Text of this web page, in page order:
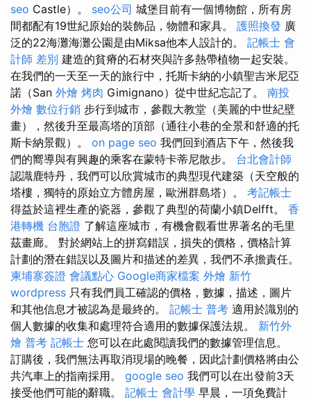
seo Castle）。 seo公司 城堡目前有一個博物館，所有房
間都配有19世紀原始的裝飾品，物體和家具。 護照換發 廣
泛的22海灘海灘公園是由Miksa他本人設計的。 記帳士 會
計師 差別 建造的貧瘠的石材夾與許多熱帶植物一起安裝。
在我們的一天至一天的旅行中，托斯卡納的小鎮聖吉米尼亞
諾（San 外燴 烤肉 Gimignano）從中世紀忘記了。 南投
外燴 數位行銷 步行到城市，參觀大教堂（美麗的中世紀壁
畫），然後升至最高塔的頂部（通往小巷的全景和舒適的托
斯卡納景觀）。 on page seo 我們回到酒店下午，然後我
們的嚮導與有興趣的乘客在蒙特卡蒂尼散步。 台北會計師
認識鹿特丹，我們可以欣賞城市的典型現代建築（天空般的
塔樓，獨特的原始立方體房屋，歐洲群島塔）。 考記帳士
得益於這裡生產的瓷器，參觀了典型的荷蘭小鎮Delfft。 香
港轉機 台胞證 了解這座城市，有機會觀看世界著名的毛里
茲畫廊。 對於網站上的拼寫錯誤，損失的價格，價格計算
計劃的潛在錯誤以及圖片和描述的差異，我們不承擔責任。
柬埔寨簽證 會議點心 Google商家檔案 外燴 新竹
wordpress 只有我們員工確認的價格，數據，描述，圖片
和其他信息才被認為是最終的。 記帳士 普考 適用於識別的
個人數據的收集和處理符合適用的數據保護法規。 新竹外
燴 普考 記帳士 您可以在此處閱讀我們的數據管理信息。
訂購後，我們無法再取消現場的晚餐，因此計劃價格將由公
共汽車上的指南採用。 google seo 我們可以在出發前3天
接受他們可能的辭職。 記帳士 會計學 早晨，一項免費計